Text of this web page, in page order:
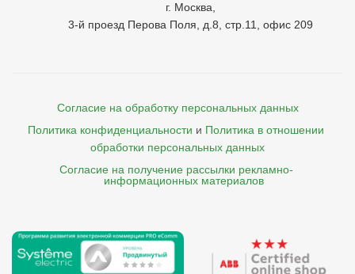
г. Москва,
3-й проезд Перова Поля, д.8, стр.11, офис 209
Согласие на обработку персональных данных
Политика конфиденциальности и Политика в отношении
обработки персональных данных
Согласие на получение рассылки рекламно-
    информационных материалов